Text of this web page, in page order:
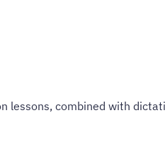
lessons, combined with